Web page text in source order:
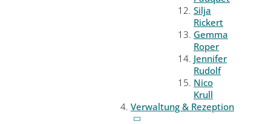
Silja
Rickert
Gemma
Roper
Jennifer
Rudolf
Nico
Krull
Verwaltung & Rezeption